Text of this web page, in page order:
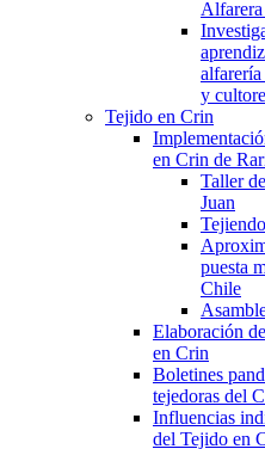
y
Tejido en Crin
en Crin de
Taller
Juan
puesta
Chile
Elaboración
en Crin
Boletines
tejedoras del
Influencias
del Tejido en